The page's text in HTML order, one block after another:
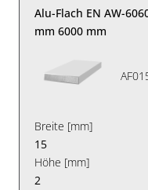
Alu-Flach EN AW-
mm 6000 mm
Breite [mm]
15
Höhe [mm]
2